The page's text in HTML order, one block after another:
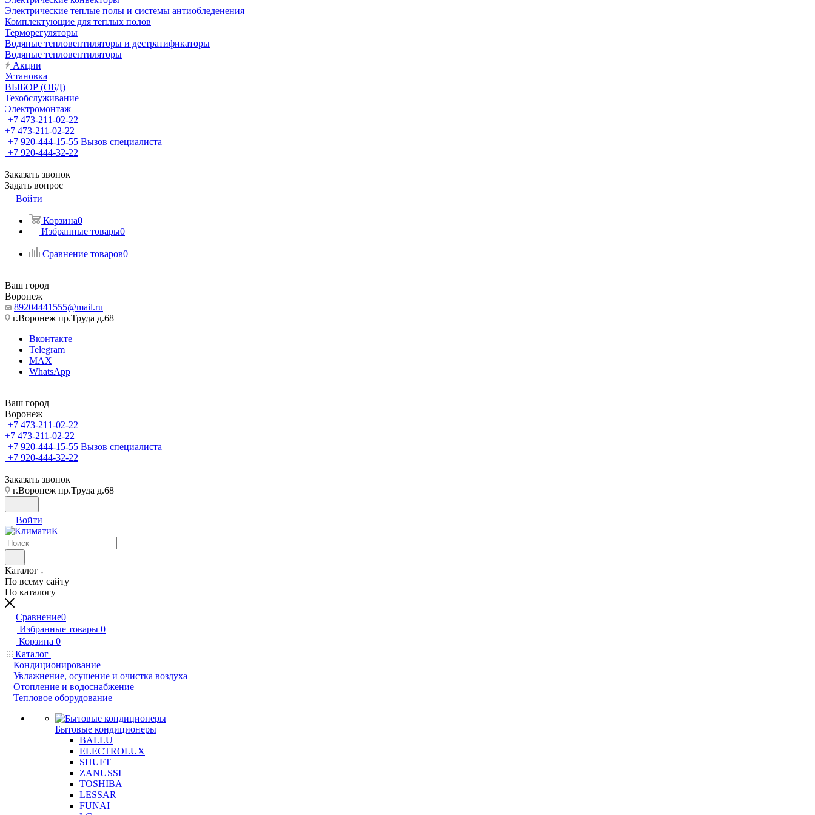
Электрические теплые полы и системы антиобледенения
Комплектующие для теплых полов
Терморегуляторы
Водяные тепловентиляторы и дестратификаторы
Водяные тепловентиляторы
Акции
Установка
ВЫБОР (ОБД)
Техобслуживание
Электромонтаж
+7 473-211-02-22
+7 473-211-02-22
+7 920-444-15-55 Вызов специалиста
+7 920-444-32-22
Заказать звонок
Задать вопрос
Войти
Корзина0
Избранные товары0
Сравнение товаров0
Ваш город
Воронеж
89204441555@mail.ru
г.Воронеж пр.Труда д.68
Вконтакте
Telegram
MAX
WhatsApp
Ваш город
Воронеж
+7 473-211-02-22
+7 473-211-02-22
+7 920-444-15-55 Вызов специалиста
+7 920-444-32-22
Заказать звонок
г.Воронеж пр.Труда д.68
Войти
Каталог
По всему сайту
По каталогу
Сравнение0
Избранные товары 0
Корзина 0
Каталог
Кондиционирование
Увлажнение, осушение и очистка воздуха
Отопление и водоснабжение
Тепловое оборудование
Бытовые кондиционеры
BALLU
ELECTROLUX
SHUFT
ZANUSSI
TOSHIBA
LESSAR
FUNAI